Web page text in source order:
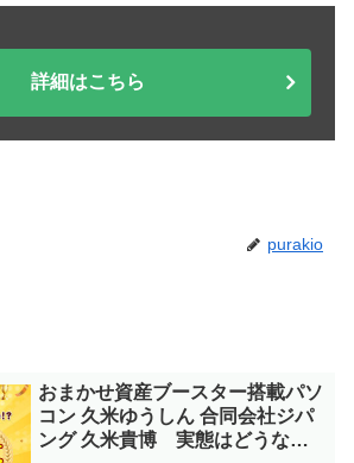
詳細はこちら
purakio
おまかせ資産ブースター搭載パソ
コン 久米ゆうしん 合同会社ジパ
ング 久米貴博 実態はどうな